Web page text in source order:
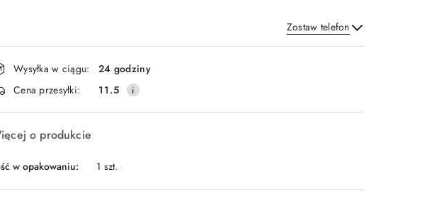
Zostaw telefon
Wyślij
Wysyłka w ciągu:
24 godziny
Cena przesyłki:
11.5
o produkcie
w opakowaniu: 1 szt.